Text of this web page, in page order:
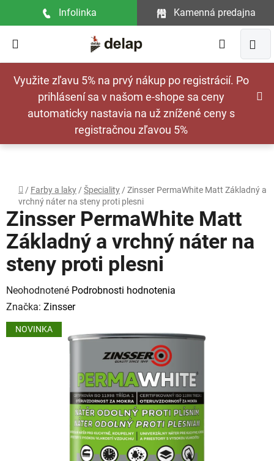
Využite zľavu 5% na prvý nákup po registrácií. Po
prihlásení sa v našom e-shope sa ceny
automaticky nastavia na už znížené ceny s
registračnou zľavou 5%
Infolinka Kamenná predajna
Hľadať
Domov
/ Farby a laky / Špeciality / Zinsser PermaWhite Matt Základný a
vrchný náter na steny proti plesni
Zinsser PermaWhite Matt
Základný a vrchný náter na
steny proti plesni
Priemerné
hodnotenie
produktu
je
Neohodnotené Podrobnosti hodnotenia
Značka: Zinsser
NOVINKA